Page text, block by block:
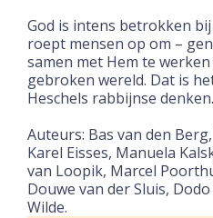
God is intens betrokken
roept mensen op om –
samen met Hem te
gebroken wereld. Dat is
Heschels rabbijnse denken.
Auteurs: Bas van den
Karel Eisses, Manuela
van Loopik, Marcel
Douwe van der Sluis,
Wilde.